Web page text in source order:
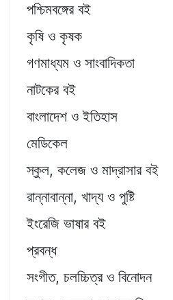
পশ্চিমবঙ্গের বই
কৃষি ও কৃষক
গণমাধ্যম ও সাংবাদিকতা
নাটকের বই
বাংলাদেশ ও ইতিহাস
মেডিকেল
স্কুল, কলেজ ও মাদ্রাসার বই
রান্নাবান্না, খাদ্য ও পুষ্টি
ইংরেজি ভাষার বই
প্রবন্ধ
সংগীত, চলচ্চিত্র ও বিনোদন